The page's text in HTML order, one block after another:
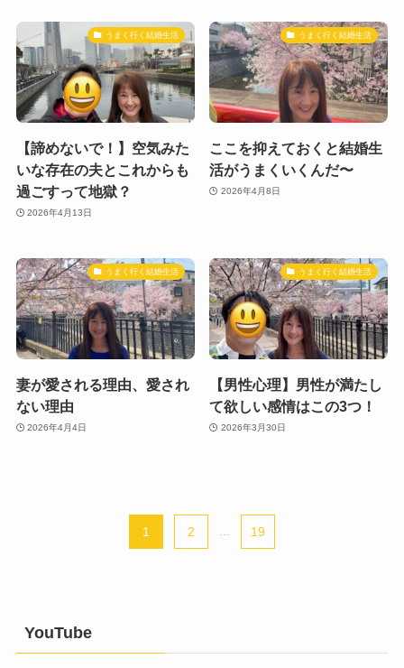
うまく行く結婚生活
【諦めないで！】空気みた
いな存在の夫とこれからも
過ごすって地獄？
2026年4月13日
うまく行く結婚生活
ここを抑えておくと結婚生
活がうまくいくんだ〜
2026年4月8日
うまく行く結婚生活
妻が愛される理由、愛され
ない理由
2026年4月4日
うまく行く結婚生活
【男性心理】男性が満たし
て欲しい感情はこの3つ！
2026年3月30日
1 2 19
YouTube